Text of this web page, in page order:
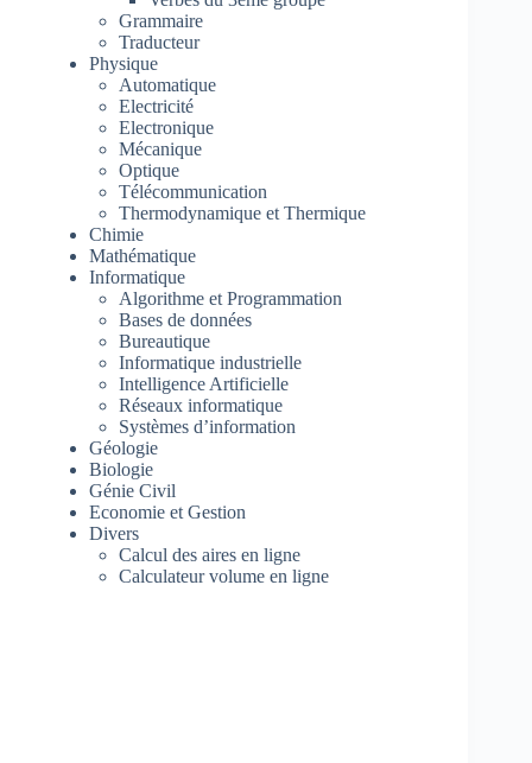
Grammaire
Traducteur
Physique
Automatique
Electricité
Electronique
Mécanique
Optique
Télécommunication
Thermodynamique et Thermique
Chimie
Mathématique
Informatique
Algorithme et Programmation
Bases de données
Bureautique
Informatique industrielle
Intelligence Artificielle
Réseaux informatique
Systèmes d’information
Géologie
Biologie
Génie Civil
Economie et Gestion
Divers
Calcul des aires en ligne
Calculateur volume en ligne